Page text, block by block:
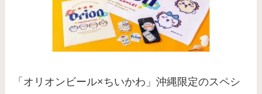
「オリオンビール×ちいかわ」沖縄限定のスペシ